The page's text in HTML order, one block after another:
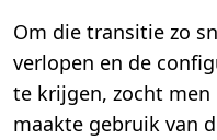
Om die transitie zo
verlopen en de
te krijgen, zocht
maakte gebruik van